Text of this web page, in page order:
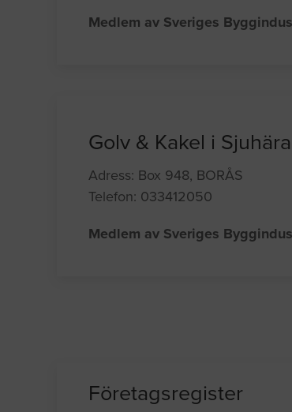
Medlem av Sveriges
Golv & Kakel i
Adress: Box 948, BORÅS
Telefon: 033412050
Medlem av Sveriges
Företagsregister